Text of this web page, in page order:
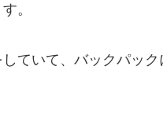
。
ていて、バックパック